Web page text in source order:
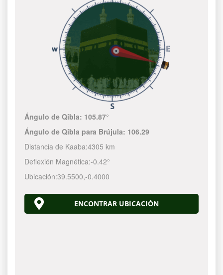
Ángulo de Qibla: 105.87°
Ángulo de Qibla para Brújula: 106.29
Distancia de Kaaba:4305 km
Deflexión Magnética:-0.42°
Ubicación:39.5500,-0.4000
ENCONTRAR UBICACIÓN